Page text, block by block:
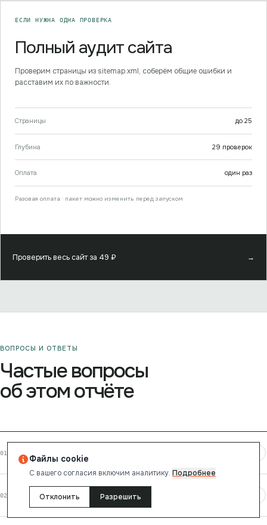
ЕСЛИ НУЖНА ОДНА ПРОВЕРКА
Полный аудит сайта
Проверим страницы из sitemap.xml, соберём общие ошибки и
расставим их по важности.
Страницы до 25
Глубина 29 проверок
Оплата один раз
Разовая оплата · пакет можно изменить перед запуском
Проверить весь сайт за 49 ₽ →
ВОПРОСЫ И ОТВЕТЫ
Частые вопросы
об этом отчёте
01 Какой рейтинг у сайта daterpro.ru?
02 Безопасен ли сайт daterpro.ru?
Файлы cookie
С вашего согласия включим аналитику. Подробнее
Отклонить Разрешить